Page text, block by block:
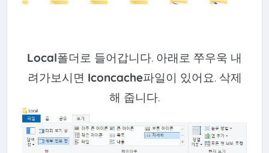
Local폴더로 들어갑니다. 아래로 쭈우욱 내
려가보시면 Iconcache파일이 있어요. 삭제
해 줍니다.